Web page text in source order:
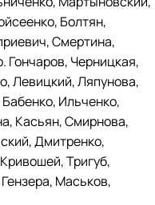
Болтян,
Смертина,
Гончаров, Черницкая,
Левицкий, Ляпунова,
Ильченко,
Касьян, Смирнова,
Дмитренко,
Тригуб,
Маськов,